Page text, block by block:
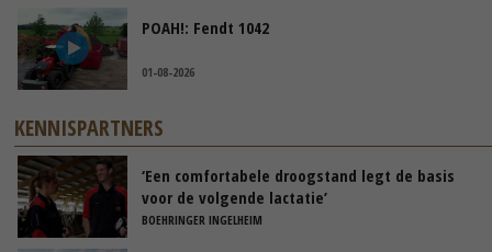
POAH!: Fendt 1042
01-08-2026
KENNISPARTNERS
‘Een comfortabele droogstand legt de basis
voor de volgende lactatie’
BOEHRINGER INGELHEIM